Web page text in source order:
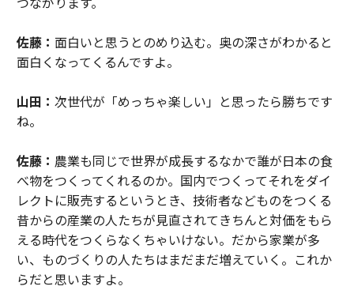
佐藤： 面白いと思うとのめり込む。奥の深さがわかると
面白くなってくるんですよ。
山田： 次世代が「めっちゃ楽しい」と思ったら勝ちです
ね。
佐藤： 農業も同じで世界が成長するなかで誰が日本の食
べ物をつくってくれるのか。国内でつくってそれをダイ
レクトに販売するというとき、技術者などものをつくる
昔からの産業の人たちが見直されてきちんと対価をもら
える時代をつくらなくちゃいけない。だから家業が多
い、ものづくりの人たちはまだまだ増えていく。これか
らだと思いますよ。